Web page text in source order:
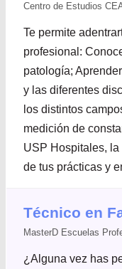
Centro de Estudios
Te permite
profesional:
patología;
y las diferentes
los distintos
medición de
USP Hospitales,
de tus prácticas y
Técnico en
MasterD Escuelas
¿Alguna vez has